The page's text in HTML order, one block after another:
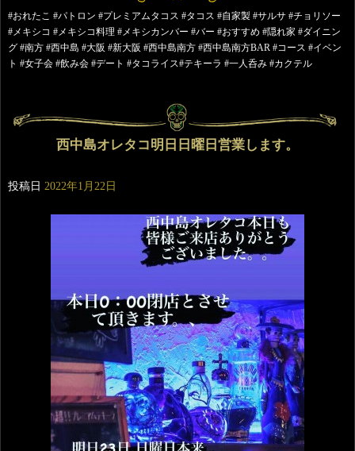
#おれたこ #パトロン #プレミアムタコス #タコス #自家製 #サルサ #チョリソー
#メキシコ #メキシコ料理 #メキシカンバー #バー #おすすめ #隠れ家 #ダイニン
グ #南方 #西中島 #大阪 #新大阪 #西中島南方 #西中島南方BAR #コース #イベン
ト #女子会 #飲み会 #デート #タコライス#テキーラ #一人呑み #カクテル
西中島オレタコ明日日曜日営業します。
投稿日 2022年1月22日